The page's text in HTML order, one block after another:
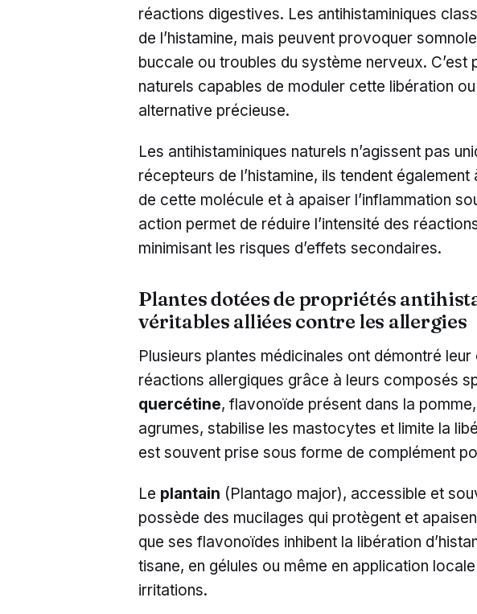
réactions digestives. Les antihistaminiques
de l’histamine, mais peuvent provoquer
buccale ou troubles du système nerveux. C’est
naturels capables de moduler cette libération
alternative précieuse.
Les antihistaminiques naturels n’agissent pas
récepteurs de l’histamine, ils tendent
de cette molécule et à apaiser l’inflammation
action permet de réduire l’intensité des
minimisant les risques d’effets secondaires.
Plantes dotées de propriétés
véritables alliées contre les allergies
Plusieurs plantes médicinales ont démontré
réactions allergiques grâce à leurs composés
quercétine, flavonoïde présent dans la
agrumes, stabilise les mastocytes et limite la
est souvent prise sous forme de complément
Le plantain (Plantago major), accessible et
possède des mucilages qui protègent et
que ses flavonoïdes inhibent la libération
tisane, en gélules ou même en application
irritations.